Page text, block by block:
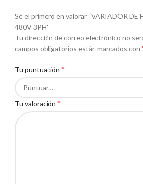
Sé el primero en valorar “VARIADOR DE
480V 3PH”
Tu dirección de correo electrónico no
campos obligatorios están marcados con
Tu puntuación *
Tu valoración *